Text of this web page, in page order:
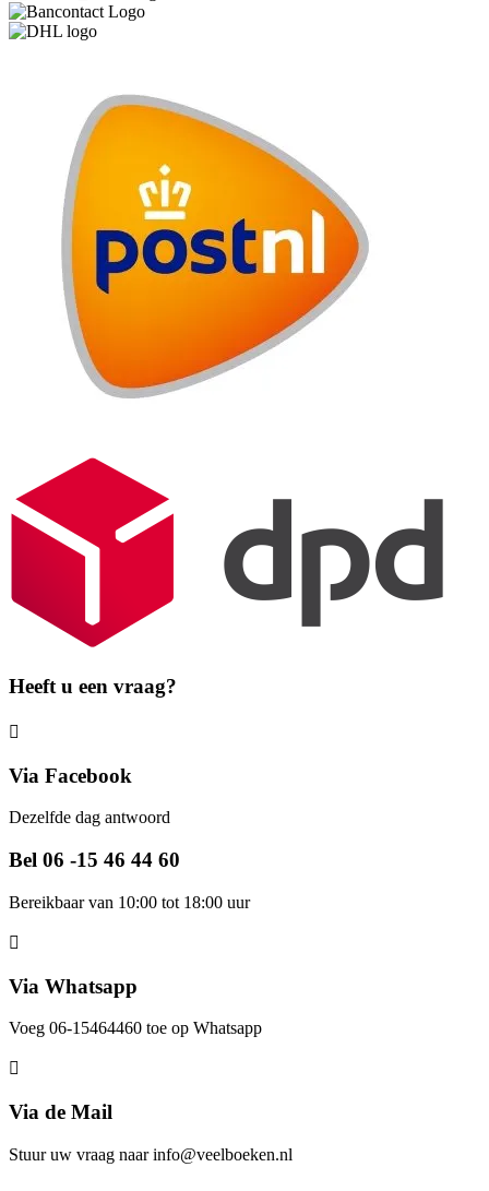
Heeft u een vraag?
Via Facebook
Dezelfde dag antwoord
Bel 06 -15 46 44 60
Bereikbaar van 10:00 tot 18:00 uur
Via Whatsapp
Voeg 06-15464460 toe op Whatsapp
Via de Mail
Stuur uw vraag naar info@veelboeken.nl